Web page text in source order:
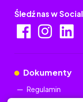
Śledź nas w
Dokumenty
Regulamin